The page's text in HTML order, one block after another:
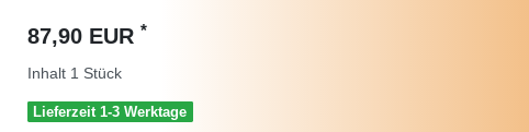
87,90 EUR *
Inhalt 1 Stück
Lieferzeit 1-3 Werktage